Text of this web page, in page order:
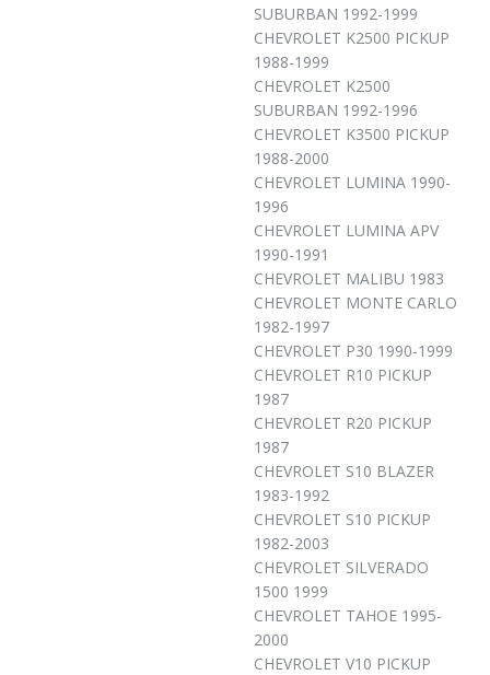
SUBURBAN 1992-1999
CHEVROLET K2500 PICKUP
1988-1999
CHEVROLET K2500
SUBURBAN 1992-1996
CHEVROLET K3500 PICKUP
1988-2000
CHEVROLET LUMINA 1990-
1996
CHEVROLET LUMINA APV
1990-1991
CHEVROLET MALIBU 1983
CHEVROLET MONTE CARLO
1982-1997
CHEVROLET P30 1990-1999
CHEVROLET R10 PICKUP
1987
CHEVROLET R20 PICKUP
1987
CHEVROLET S10 BLAZER
1983-1992
CHEVROLET S10 PICKUP
1982-2003
CHEVROLET SILVERADO
1500 1999
CHEVROLET TAHOE 1995-
2000
CHEVROLET V10 PICKUP